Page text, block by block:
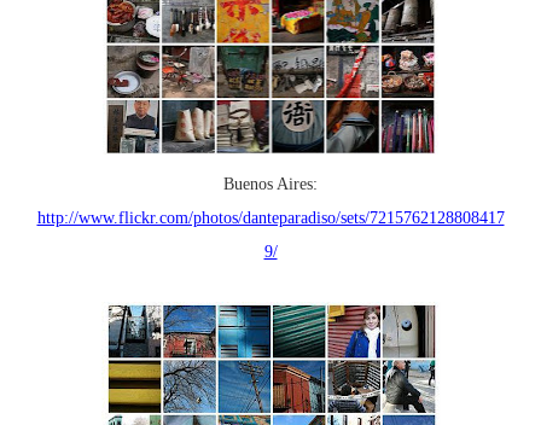
Buenos Aires:
http://www.flickr.com/photos/danteparadiso/sets/7215762128808417
9/